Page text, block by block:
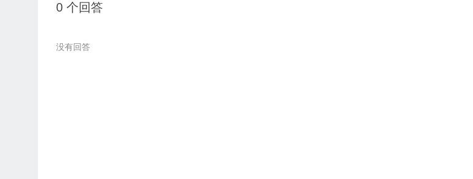
0 个回答
没有回答